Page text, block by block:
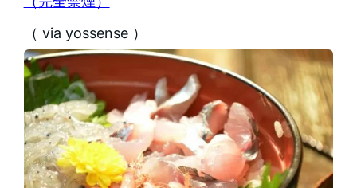
（ via yossense ）